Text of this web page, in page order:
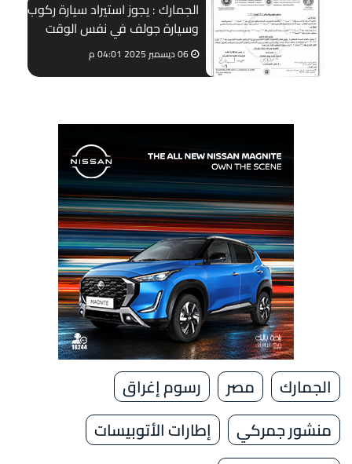
الجمارك : يجوز استيراد سيارة ركوب
وسيارة جولف في نفس الوقت
06 ديسمبر 2025 04:01 م
الجمارك مصر
رسوم إغراق
منشور جمركي
إطارات الأتوبيسات